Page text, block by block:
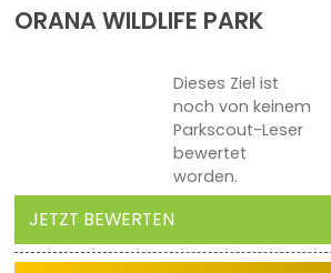
ORANA WILDLIFE PARK
Dieses Ziel ist
noch von keinem
Parkscout-Leser
bewertet
worden.
JETZT BEWERTEN